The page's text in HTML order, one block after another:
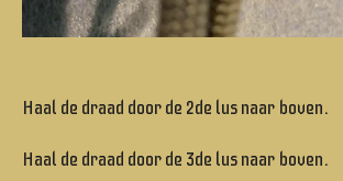
Haal de draad door de 2de lus naar boven.
Haal de draad door de 3de lus naar boven.